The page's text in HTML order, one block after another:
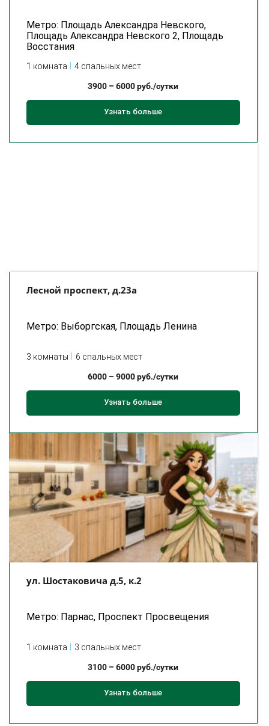
Метро: Площадь Александра Невского,
Площадь Александра Невского 2, Площадь
Восстания
1 комната 4 спальных мест
3900 –6000руб./сутки
Узнать больше
Лесной проспект, д.23а
Метро: Выборгская, Площадь Ленина
3 комнаты 6 спальных мест
6000 –9000руб./сутки
Узнать больше
ул. Шостаковича д.5, к.2
Метро: Парнас, Проспект Просвещения
1 комната 3 спальных мест
3100 –6000руб./сутки
Узнать больше